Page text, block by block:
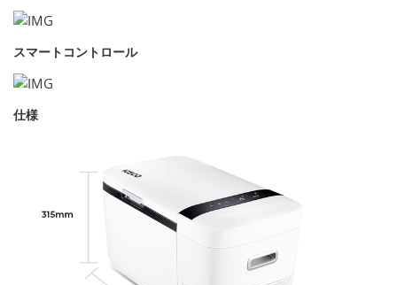
スマートコントロール
仕様